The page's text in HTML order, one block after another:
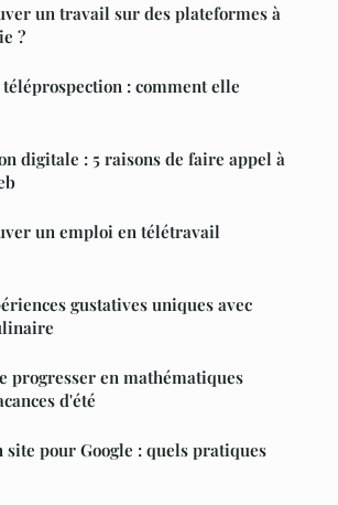
un travail sur des plateformes à
?
: comment elle
digitale : 5 raisons de faire appel à
un emploi en télétravail
gustatives uniques avec
progresser en mathématiques
d'été
pour Google : quels pratiques